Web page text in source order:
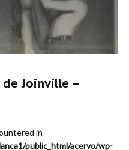
Joinville –
in
public_html/acervo/wp-